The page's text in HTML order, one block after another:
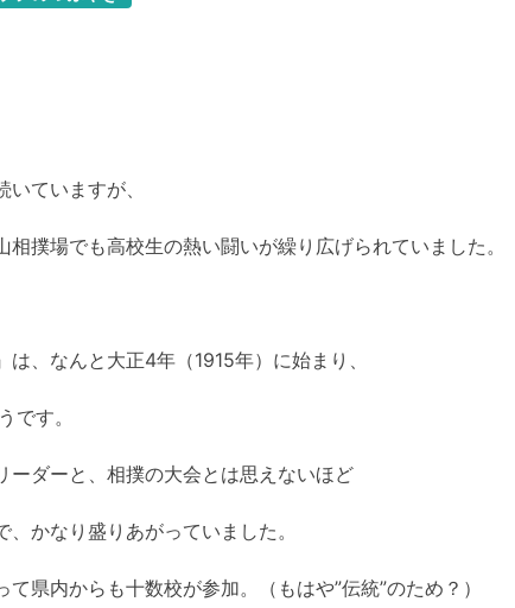
ていますが、
相撲場でも高校生の熱い闘いが繰り広げられていました。
は、なんと大正4年（1915年）に始まり、
です。
ーダーと、相撲の大会とは思えないほど
かなり盛りあがっていました。
県内からも十数校が参加。（もはや”伝統”のため？）